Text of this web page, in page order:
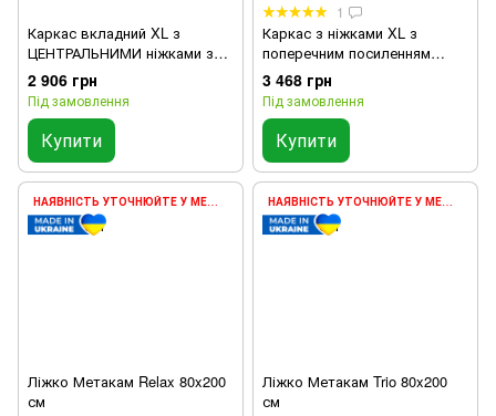
Каркас вкладний XL з
ЦЕНТРАЛЬНИМИ ніжками з
поперечним посиленням
каркаса, 80х200 см
2 906 грн
Під замовлення
Купити
1
Каркас з ніжками XL з
поперечним посиленням
каркаса, 80х200 см
3 468 грн
Під замовлення
Купити
Ліжко Метакам Relax 80x200
см
Ліжко Метакам Trio 80x200
см